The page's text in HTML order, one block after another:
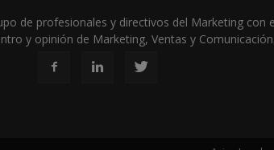
de profesionales y directivos del Marketing con
y opinión de Marketing, Ventas y Comunicación.